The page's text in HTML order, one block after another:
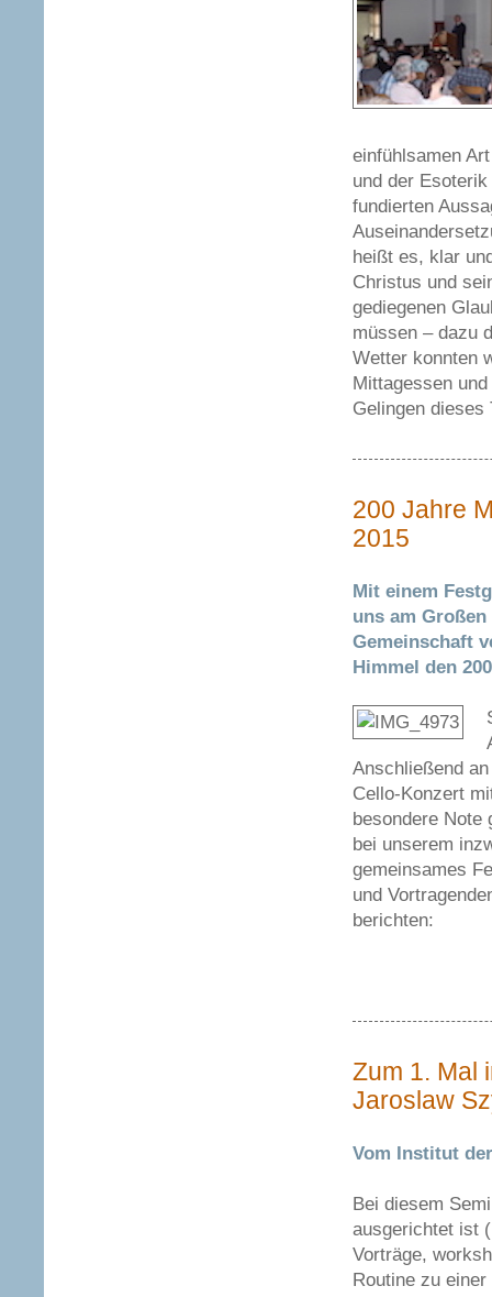
einfühlsamen
und der
fundierten
heißt es, klar
Christus und
gediegenen
müssen – dazu
Wetter konnten
Mittagessen
Gelingen dieses
200 Jahre
2015
Mit einem
uns am
Gemeinschaft
Himmel den
Anschließend
Cello-Konzert
besondere Note
bei unserem
gemeinsames
und
berichten:
Zum 1. Mal
Jaroslaw
Vom Institut
Bei diesem
ausgerichtet ist
Vorträge,
Routine zu